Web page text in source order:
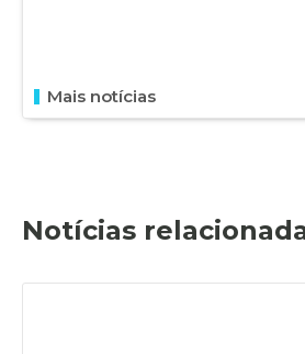
Mais notícias
Notícias